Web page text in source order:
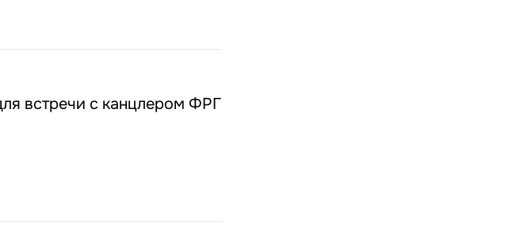
встречи с канцлером ФРГ